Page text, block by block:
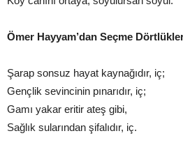
Ömer Hayyam’dan Seçme
Şarap sonsuz hayat kaynağıdır, iç;
Gençlik sevincinin pınarıdır, iç;
Gamı yakar eritir ateş gibi,
Sağlık sularından şifalıdır, iç.